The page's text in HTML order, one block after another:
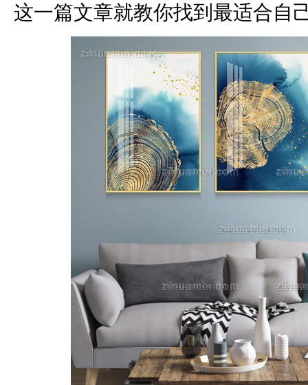
这一篇文章就教你找到最适合自